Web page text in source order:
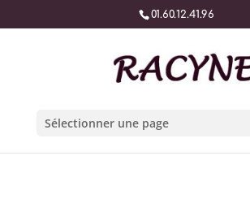
01.60.12.41.96
Sélectionner une page